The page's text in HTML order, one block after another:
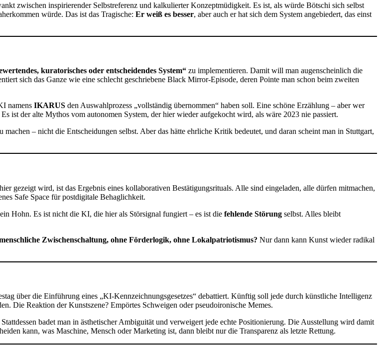
zwischen inspirierender Selbstreferenz und kalkulierter Konzeptmüdigkeit. Es ist, als würde Bötschi sich selbst
würde. Das ist das Tragische: Er weiß es besser, aber auch er hat sich dem System angebiedert, das einst
kuratorisches oder entscheidendes System“ zu implementieren. Damit will man augenscheinlich die
sich das Ganze wie eine schlecht geschriebene Black Mirror-Episode, deren Pointe man schon beim zweiten
namens IKARUS den Auswahlprozess „vollständig übernommen“ haben soll. Eine schöne Erzählung – aber wer
ist der alte Mythos vom autonomen System, der hier wieder aufgekocht wird, als wäre 2023 nie passiert.
– nicht die Entscheidungen selbst. Aber das hätte ehrliche Kritik bedeutet, und daran scheint man in Stuttgart,
gezeigt wird, ist das Ergebnis eines kollaborativen Bestätigungsrituals. Alle sind eingeladen, alle dürfen mitmachen,
Safe Space für postdigitale Behaglichkeit.
Hohn. Es ist nicht die KI, die hier als Störsignal fungiert – es ist die fehlende Störung selbst. Alles bleibt
Zwischenschaltung, ohne Förderlogik, ohne Lokalpatriotismus? Nur dann kann Kunst wieder radikal
über die Einführung eines „KI-Kennzeichnungsgesetzes“ debattiert. Künftig soll jede durch künstliche Intelligenz
Die Reaktion der Kunstszene? Empörtes Schweigen oder pseudoironische Memes.
badet man in ästhetischer Ambiguität und verweigert jede echte Positionierung. Die Ausstellung wird damit
kann, was Maschine, Mensch oder Marketing ist, dann bleibt nur die Transparenz als letzte Rettung.